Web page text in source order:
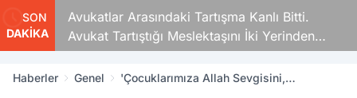
SON
DAKİKA
Avukatlar Arasındaki Tartışma Kanlı Bitti.
Avukat Tartıştığı Meslektaşını İki Yerinden
Vurdu
Haberler Genel
'Çocuklarımıza Allah Sevgisini,